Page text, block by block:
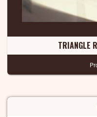
TRIANGLE